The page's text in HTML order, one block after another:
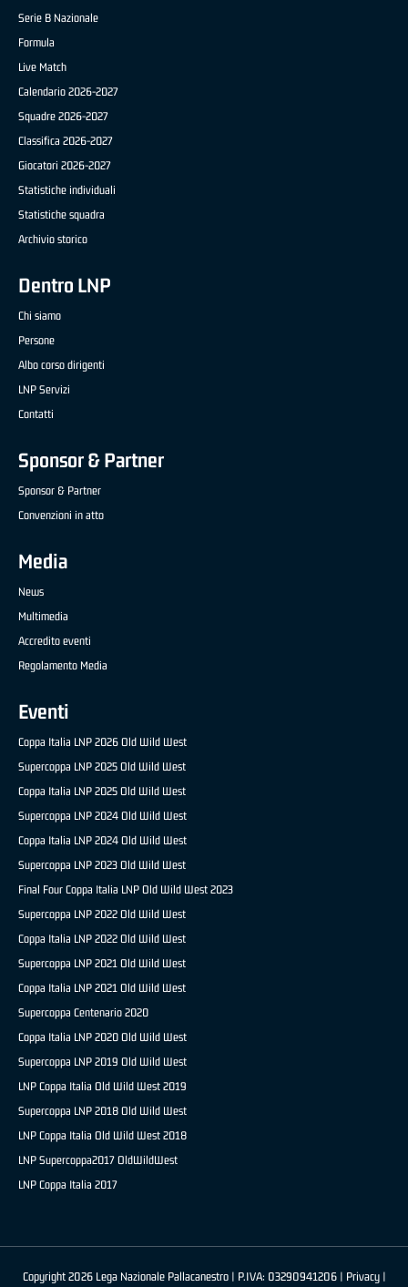
Serie B Nazionale
Formula
Live Match
Calendario 2026-2027
Squadre 2026-2027
Classifica 2026-2027
Giocatori 2026-2027
Statistiche individuali
Statistiche squadra
Archivio storico
Dentro LNP
Chi siamo
Persone
Albo corso dirigenti
LNP Servizi
Contatti
Sponsor & Partner
Sponsor & Partner
Convenzioni in atto
Media
News
Multimedia
Accredito eventi
Regolamento Media
Eventi
Coppa Italia LNP 2026 Old Wild West
Supercoppa LNP 2025 Old Wild West
Coppa Italia LNP 2025 Old Wild West
Supercoppa LNP 2024 Old Wild West
Coppa Italia LNP 2024 Old Wild West
Supercoppa LNP 2023 Old Wild West
Final Four Coppa Italia LNP Old Wild West 2023
Supercoppa LNP 2022 Old Wild West
Coppa Italia LNP 2022 Old Wild West
Supercoppa LNP 2021 Old Wild West
Coppa Italia LNP 2021 Old Wild West
Supercoppa Centenario 2020
Coppa Italia LNP 2020 Old Wild West
Supercoppa LNP 2019 Old Wild West
LNP Coppa Italia Old Wild West 2019
Supercoppa LNP 2018 Old Wild West
LNP Coppa Italia Old Wild West 2018
LNP Supercoppa2017 OldWildWest
LNP Coppa Italia 2017
Copyright 2026 Lega Nazionale Pallacanestro | P.IVA: 03290941206 | Privacy|